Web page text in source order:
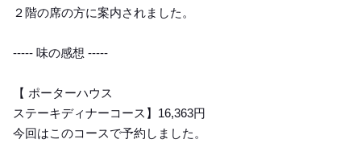
２階の席の方に案内されました。
----- 味の感想 -----
【 ポーターハウス
ステーキディナーコース】16,363円
今回はこのコースで予約しました。